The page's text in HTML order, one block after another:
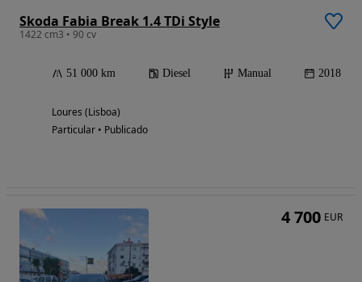
Skoda Fabia Break 1.4 TDi Style
1422 cm3 • 90 cv
51 000 km Diesel Manual 2018
Loures (Lisboa)
Particular • Publicado
4 700 EUR